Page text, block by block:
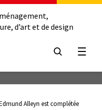
d’art et de design
Alleyn est complétée